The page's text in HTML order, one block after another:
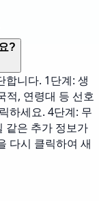
?
합니다. 1단계: 생
적, 연령대 등 선호
하세요. 4단계: 무
같은 추가 정보가
다시 클릭하여 새